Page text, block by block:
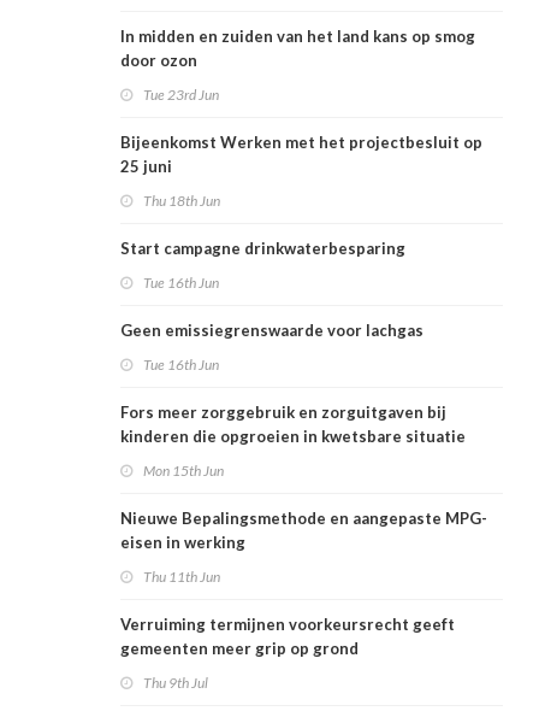
In midden en zuiden van het land kans op smog
door ozon
Tue 23rd Jun
Bijeenkomst Werken met het projectbesluit op
25 juni
Thu 18th Jun
Start campagne drinkwaterbesparing
Tue 16th Jun
Geen emissiegrenswaarde voor lachgas
Tue 16th Jun
Fors meer zorggebruik en zorguitgaven bij
kinderen die opgroeien in kwetsbare situatie
Mon 15th Jun
Nieuwe Bepalingsmethode en aangepaste MPG-
eisen in werking
Thu 11th Jun
Verruiming termijnen voorkeursrecht geeft
gemeenten meer grip op grond
Thu 9th Jul